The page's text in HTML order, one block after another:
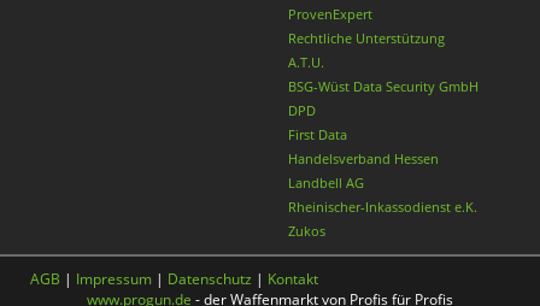
ProvenExpert
Rechtliche Unterstützung
A.T.U.
BSG-Wüst Data Security GmbH
DPD
First Data
Handelsverband Hessen
Landbell AG
Rheinischer-Inkassodienst e.K.
Zukos
AGB | Impressum | Datenschutz | Kontakt
www.progun.de - der Waffenmarkt von Profis für Profis